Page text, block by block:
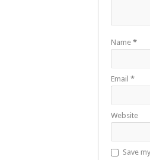
Name *
Email *
Website
Save